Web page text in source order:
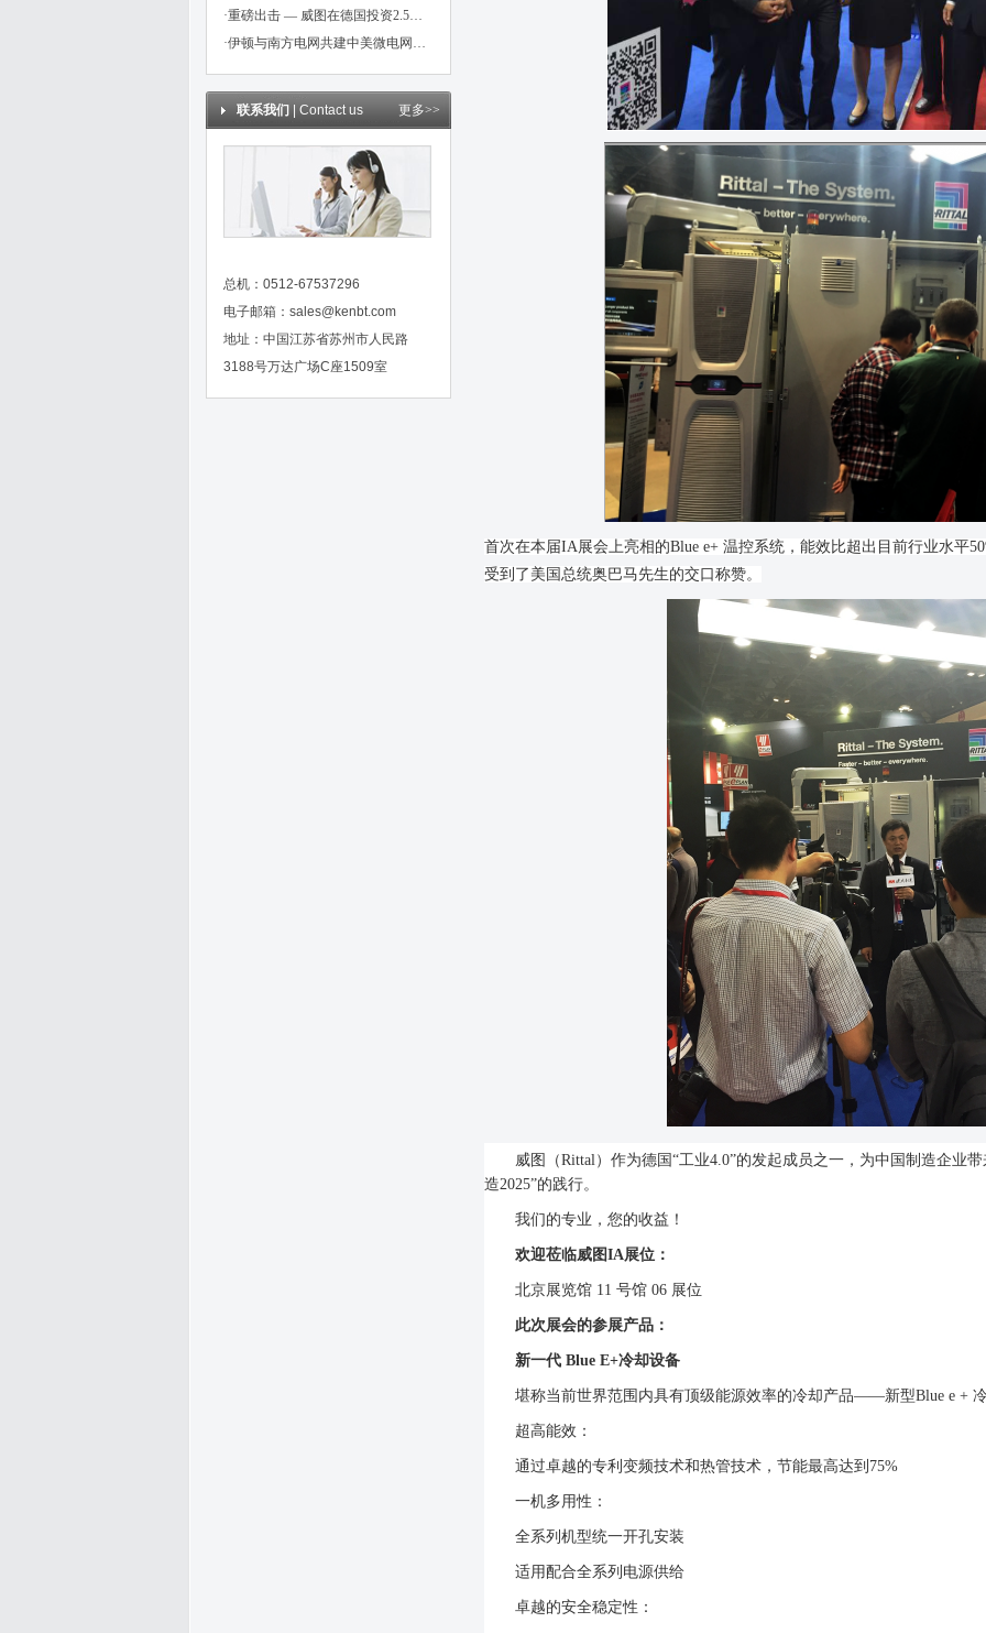
·重磅出击 — 威图在德国投资2.5亿欧元！
·伊顿与南方电网共建中美微电网示范项目
更多>>
联系我们 | Contact us
总机：0512-67537296
电子邮箱： sales@kenbt.com
地址：中国江苏省苏州市人民路
3188号万达广场C座1509室
首次在本届IA展会上亮相的Blue e+ 温控系统，能效比超出目前行业水平
受到了美国总统奥巴马先生的交口称赞。
威图（Rittal）作为德国“工业4.0”的发起成员之一，为中国制造企业
造2025”的践行。
我们的专业，您的收益！
欢迎莅临威图IA展位：
北京展览馆 11 号馆 06 展位
此次展会的参展产品：
新一代 Blue E+冷却设备
堪称当前世界范围内具有顶级能源效率的冷却产品——新型Blue e +
超高能效：
通过卓越的专利变频技术和热管技术，节能最高达到75%
一机多用性：
全系列机型统一开孔安装
适用配合全系列电源供给
卓越的安全稳定性：